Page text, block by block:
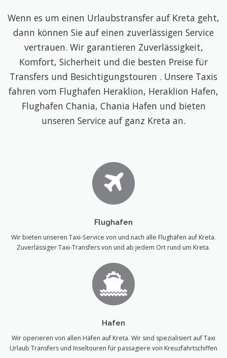
Wenn es um einen Urlaubstransfer auf Kreta geht,
dann können Sie auf einen zuverlässigen Service
vertrauen. Wir garantieren Zuverlässigkeit,
Komfort, Sicherheit und die besten Preise für
Transfers und Besichtigungstouren . Unsere Taxis
fahren vom Flughafen Heraklion, Heraklion Hafen,
Flughafen Chania, Chania Hafen und bieten
unseren Service auf ganz Kreta an.
Flughafen
Wir bieten unseren Taxi-Service von und nach alle Flughäfen auf Kreta.
Zuverlässiger Taxi-Transfers von und ab jedem Ort rund um Kreta.
Hafen
Wir operieren von allen Häfen auf Kreta. Wir sind spezialisiert auf Taxi
Urlaub Transfers und Inseltouren für passagiere von Kreuzfahrtschiffen